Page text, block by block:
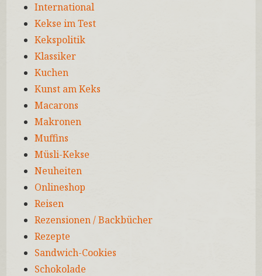
International
Kekse im Test
Kekspolitik
Klassiker
Kuchen
Kunst am Keks
Macarons
Makronen
Muffins
Müsli-Kekse
Neuheiten
Onlineshop
Reisen
Rezensionen / Backbücher
Rezepte
Sandwich-Cookies
Schokolade